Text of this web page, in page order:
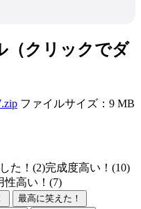
（クリックでダ
ファイルサイズ：9 MB
た！(2)完成度高い！(10)
性高い！(7)
最高に笑えた！